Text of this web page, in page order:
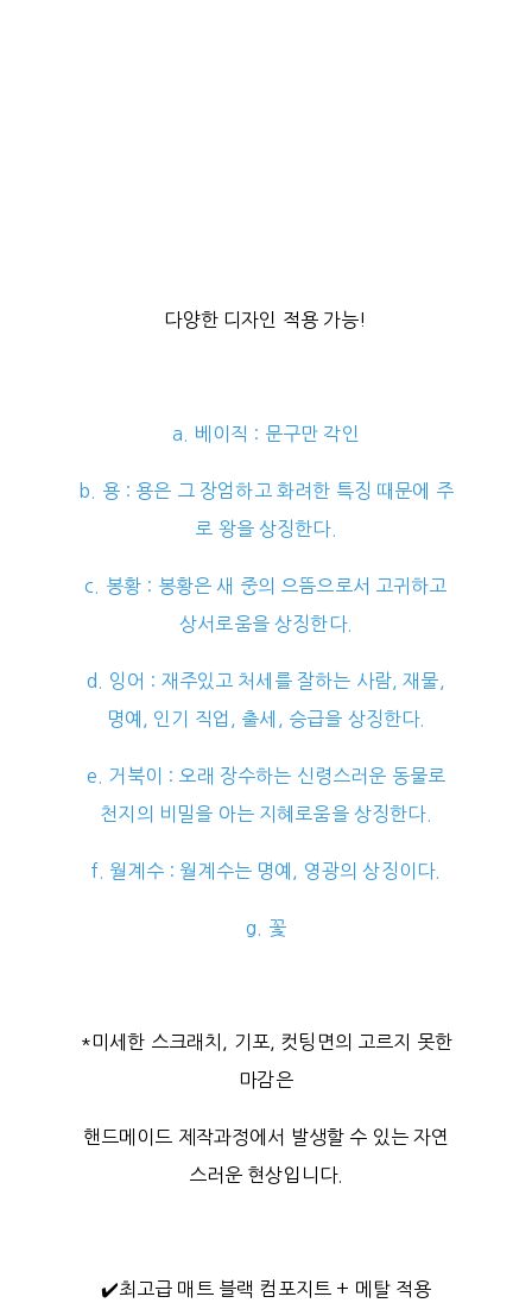
다양한 디자인 적용 가능!
a. 베이직 : 문구만 각인
b. 용 : 용은 그 장엄하고 화려한 특징 때문에 주
로 왕을 상징한다.
c. 봉황 : 봉황은 새 중의 으뜸으로서 고귀하고
상서로움을 상징한다.
d. 잉어 : 재주있고 처세를 잘하는 사람, 재물,
명예, 인기 직업, 출세, 승급을 상징한다.
e. 거북이 : 오래 장수하는 신령스러운 동물로
천지의 비밀을 아는 지혜로움을 상징한다.
f. 월계수 : 월계수는 명예, 영광의 상징이다.
g. 꽃
*미세한 스크래치, 기포, 컷팅면의 고르지 못한
마감은
핸드메이드 제작과정에서 발생할 수 있는 자연
스러운 현상입니다.
✔️최고급 매트 블랙 컴포지트 + 메탈 적용